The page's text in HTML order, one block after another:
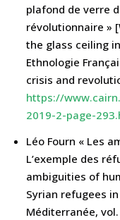
plafond de verre
révolutionnaire »
the glass ceiling
Ethnologie
crisis and
https://
2019-2-page-
Léo Fourn « Les
L’exemple des
ambiguities of
Syrian refugees
Méditerranée,